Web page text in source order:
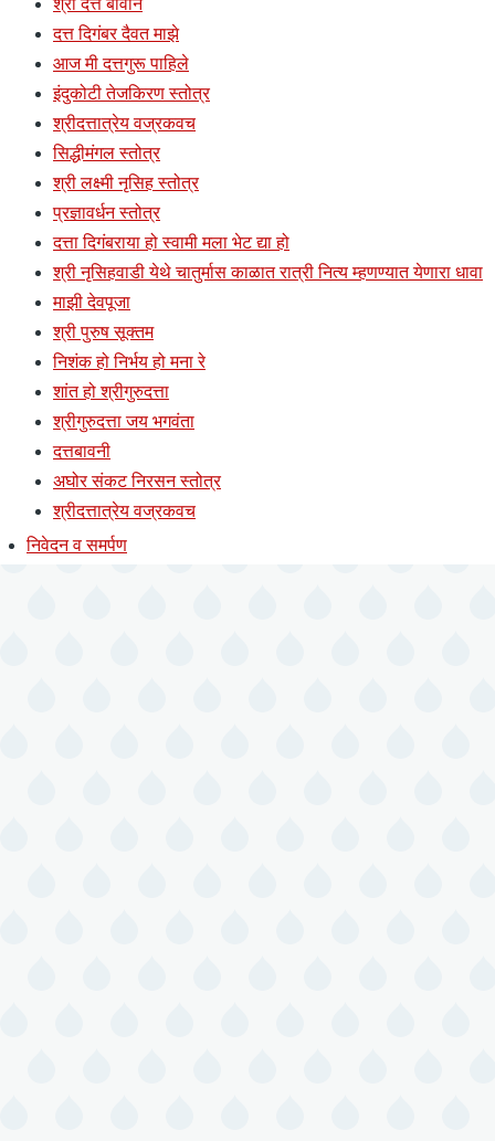
दत्त दिगंबर दैवत माझे
आज मी दत्तगुरू पाहिले
इंदुकोटी तेजकिरण स्तोत्र
श्रीदत्तात्रेय वज्रकवच
सिद्धीमंगल स्तोत्र
श्री लक्ष्मी नृसिह स्तोत्र
प्रज्ञावर्धन स्तोत्र
दत्ता दिगंबराया हो स्वामी मला भेट द्या हो
श्री नृसिहवाडी येथे चातुर्मास काळात रात्री नित्य म्हणण्यात येणारा धावा
माझी देवपूजा
श्री पुरुष सूक्तम
निशंक हो निर्भय हो मना रे
शांत हो श्रीगुरुदत्ता
श्रीगुरुदत्ता जय भगवंता
दत्तबावनी
अघोर संकट निरसन स्तोत्र
श्रीदत्तात्रेय वज्रकवच
निवेदन व समर्पण